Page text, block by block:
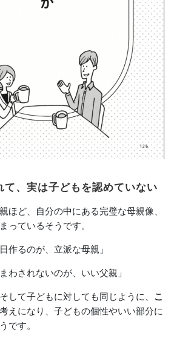
て、実は子どもを認めていない
ほど、自分の中にある完璧な母親像、
っているそうです。
作るのが、立派な母親」
わされないのが、いい父親」
して子どもに対しても同じように、 こ
考えになり、子どもの個性やいい部分に
です。